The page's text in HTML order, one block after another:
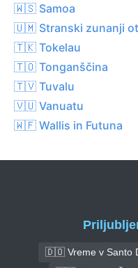
🇼🇸 Samoa
🇺🇲 Stranski zunanji
🇹🇰 Tokelau
🇹🇴 Tonganščina
🇹🇻 Tuvalu
🇻🇺 Vanuatu
🇼🇫 Wallis in Futuna
🇩🇴 Vreme v Santo